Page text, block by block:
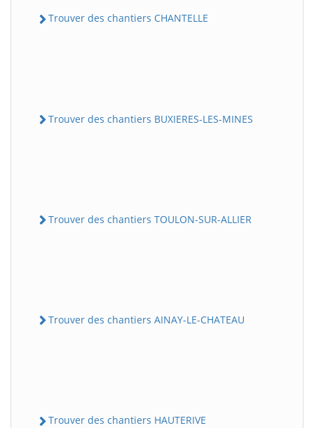
Trouver des chantiers CHANTELLE
Trouver des chantiers BUXIERES-LES-MINES
Trouver des chantiers TOULON-SUR-ALLIER
Trouver des chantiers AINAY-LE-CHATEAU
Trouver des chantiers HAUTERIVE